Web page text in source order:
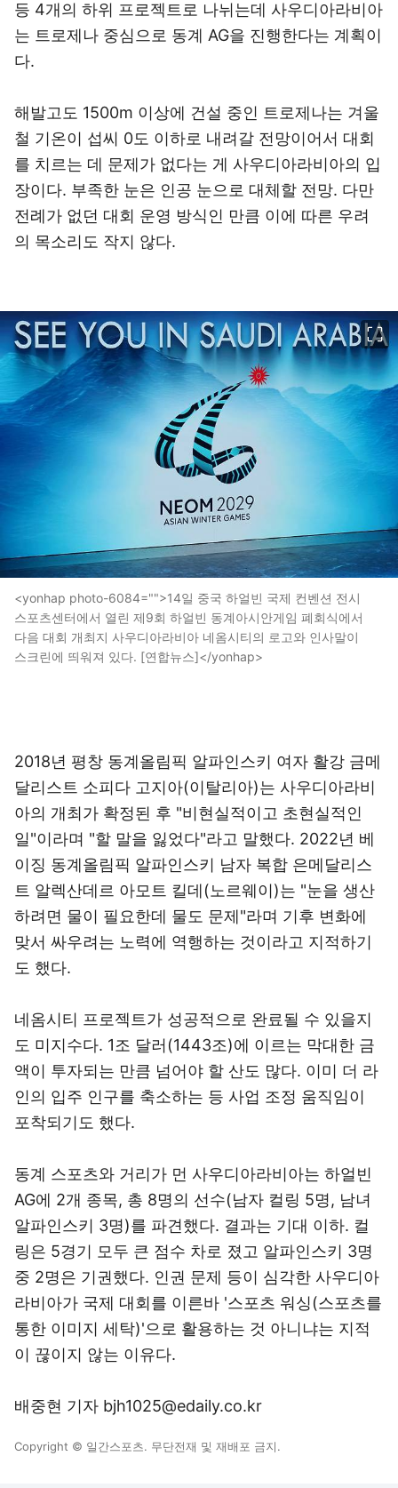
등 4개의 하위 프로젝트로 나뉘는데 사우디아라비아
는 트로제나 중심으로 동계 AG을 진행한다는 계획이
다.
해발고도 1500m 이상에 건설 중인 트로제나는 겨울
철 기온이 섭씨 0도 이하로 내려갈 전망이어서 대회
를 치르는 데 문제가 없다는 게 사우디아라비아의 입
장이다. 부족한 눈은 인공 눈으로 대체할 전망. 다만
전례가 없던 대회 운영 방식인 만큼 이에 따른 우려
의 목소리도 작지 않다.
<yonhap photo-6084="">14일 중국 하얼빈 국제 컨벤션 전시
스포츠센터에서 열린 제9회 하얼빈 동계아시안게임 폐회식에서
다음 대회 개최지 사우디아라비아 네옴시티의 로고와 인사말이
스크린에 띄워져 있다. [연합뉴스]</yonhap>
2018년 평창 동계올림픽 알파인스키 여자 활강 금메
달리스트 소피다 고지아(이탈리아)는 사우디아라비
아의 개최가 확정된 후 "비현실적이고 초현실적인
일"이라며 "할 말을 잃었다"라고 말했다. 2022년 베
이징 동계올림픽 알파인스키 남자 복합 은메달리스
트 알렉산데르 아모트 킬데(노르웨이)는 "눈을 생산
하려면 물이 필요한데 물도 문제"라며 기후 변화에
맞서 싸우려는 노력에 역행하는 것이라고 지적하기
도 했다.
네옴시티 프로젝트가 성공적으로 완료될 수 있을지
도 미지수다. 1조 달러(1443조)에 이르는 막대한 금
액이 투자되는 만큼 넘어야 할 산도 많다. 이미 더 라
인의 입주 인구를 축소하는 등 사업 조정 움직임이
포착되기도 했다.
동계 스포츠와 거리가 먼 사우디아라비아는 하얼빈
AG에 2개 종목, 총 8명의 선수(남자 컬링 5명, 남녀
알파인스키 3명)를 파견했다. 결과는 기대 이하. 컬
링은 5경기 모두 큰 점수 차로 졌고 알파인스키 3명
중 2명은 기권했다. 인권 문제 등이 심각한 사우디아
라비아가 국제 대회를 이른바 '스포츠 워싱(스포츠를
통한 이미지 세탁)'으로 활용하는 것 아니냐는 지적
이 끊이지 않는 이유다.
배중현 기자 bjh1025@edaily.co.kr
Copyright © 일간스포츠. 무단전재 및 재배포 금지.